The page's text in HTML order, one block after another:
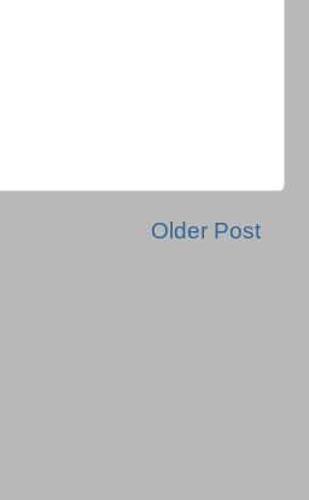
Older Post